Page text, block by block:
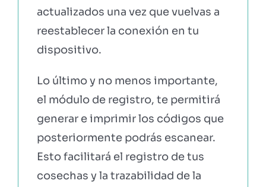
actualizados una vez que vuelvas a
reestablecer la conexión en tu
dispositivo.
Lo último y no menos importante,
el módulo de registro, te permitirá
generar e imprimir los códigos que
posteriormente podrás escanear.
Esto facilitará el registro de tus
cosechas y la trazabilidad de la